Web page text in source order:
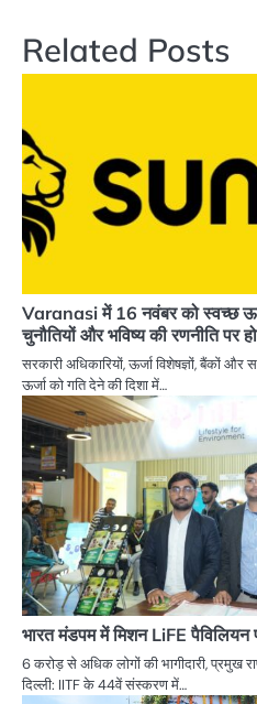
Related Posts
Varanasi में 16 नवंबर को स्वच्छ
चुनौतियों और भविष्य की रणनीति पर
सरकारी अधिकारियों, ऊर्जा विशेषज्ञों, बैंकों
ऊर्जा को गति देने की दिशा में…
भारत मंडपम में मिशन LiFE
6 करोड़ से अधिक लोगों की भागीदारी, प्रमुख
दिल्ली: IITF के 44वें संस्करण में…